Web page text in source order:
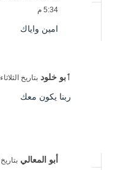
5:34 م
امين واياك
ٲبو خلود بتاريخ الثلاثاء 12 رمضان 1441هـ 5-5-2020م - 7:06 م
ربنا يكون معك
أبو المعالي